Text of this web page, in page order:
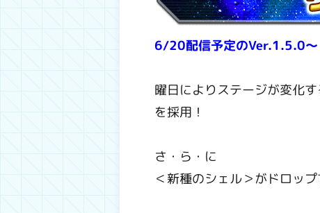
6/20配信予定のVer.1.5.0～
曜日によりステージが変化
を採用！
さ・ら・に
＜新種のシェル＞がドロップ